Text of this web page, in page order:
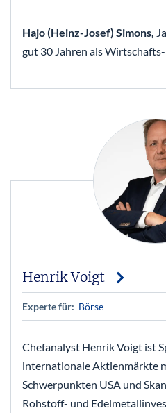
Hajo (Heinz-Josef) Simons,
gut 30 Jahren als
Henrik Voigt
Experte für: Börse
Chefanalyst Henrik Voigt ist
internationale Aktienmärkte
Schwerpunkten USA und
Rohstoff- und